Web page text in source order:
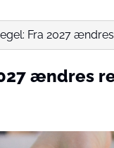
Fra 2027
ændres